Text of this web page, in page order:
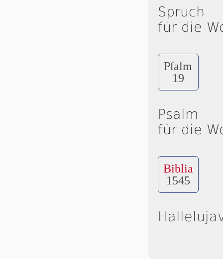
Spruch
für die
Pſalm
19
Psalm
für die
Biblia
1545